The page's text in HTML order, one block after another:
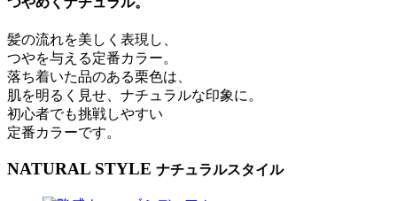
髪の流れを美しく表現し、
つやを与える定番カラー。
落ち着いた品のある栗色は、
肌を明るく見せ、ナチュラルな印象に。
初心者でも挑戦しやすい
定番カラーです。
NATURAL STYLE ナチュラルスタイル